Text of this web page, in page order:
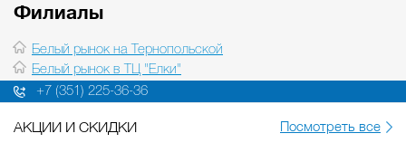
Филиалы
Белый рынок на Тернопольской
Белый рынок в ТЦ "Елки"
+7 (351) 225-36-36
Посмотреть все
АКЦИИ И СКИДКИ